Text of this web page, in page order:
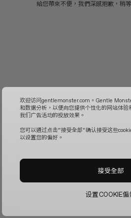
給您帶來不便，我們深感抱歉，稍
欢迎访问gentlemonster.com。Gentle
和数据分析，以便向您提供个性化的网站体
我们广告活动的投放效果。
您可以通过点击“接受全部“确认接受这些
以设置您的偏好。
设置COOKIE偏
接受全部